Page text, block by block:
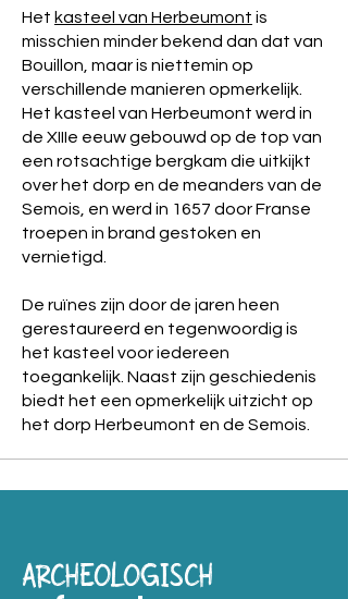
Het kasteel van Herbeumont is
misschien minder bekend dan dat van
Bouillon, maar is niettemin op
verschillende manieren opmerkelijk.
Het kasteel van Herbeumont werd in
de XIIIe eeuw gebouwd op de top van
een rotsachtige bergkam die uitkijkt
over het dorp en de meanders van de
Semois, en werd in 1657 door Franse
troepen in brand gestoken en
vernietigd.
De ruïnes zijn door de jaren heen
gerestaureerd en tegenwoordig is
het kasteel voor iedereen
toegankelijk. Naast zijn geschiedenis
biedt het een opmerkelijk uitzicht op
het dorp Herbeumont en de Semois.
ARCHEOLOGISCH